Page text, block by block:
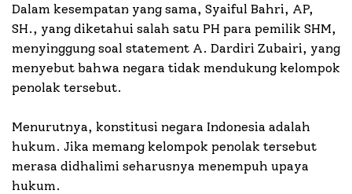
Dalam kesempatan yang sama, Syaiful Bahri, AP,
SH., yang diketahui salah satu PH para pemilik SHM,
menyinggung soal statement A. Dardiri Zubairi, yang
menyebut bahwa negara tidak mendukung kelompok
penolak tersebut.
Menurutnya, konstitusi negara Indonesia adalah
hukum. Jika memang kelompok penolak tersebut
merasa didhalimi seharusnya menempuh upaya
hukum.